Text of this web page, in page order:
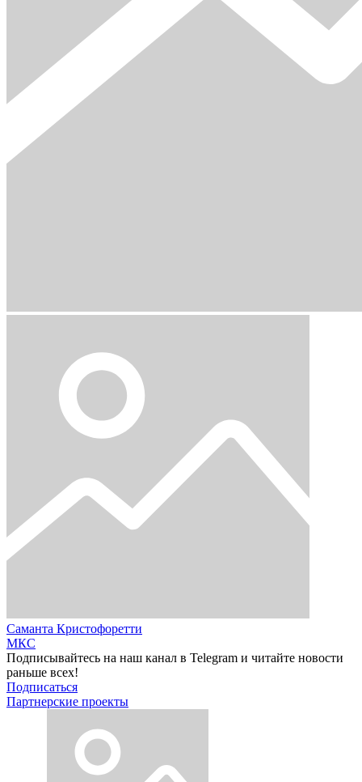
Саманта Кристофоретти
МКС
Подписывайтесь на наш канал в Telegram и читайте новости
раньше всех!
Подписаться
Партнерские проекты